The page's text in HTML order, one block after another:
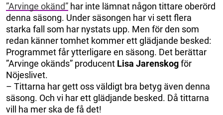
”Arvinge okänd” har inte lämnat någon tittare oberörd
denna säsong. Under säsongen har vi sett flera
starka fall som har nystats upp. Men för den som
redan känner tomhet kommer ett glädjande besked:
Programmet får ytterligare en säsong. Det berättar
”Arvinge okänds” producent Lisa Jarenskogför
Nöjeslivet.
– Tittarna har gett oss väldigt bra betyg även denna
säsong. Och vi har ett glädjande besked. Då tittarna
vill ha mer ska de få det!